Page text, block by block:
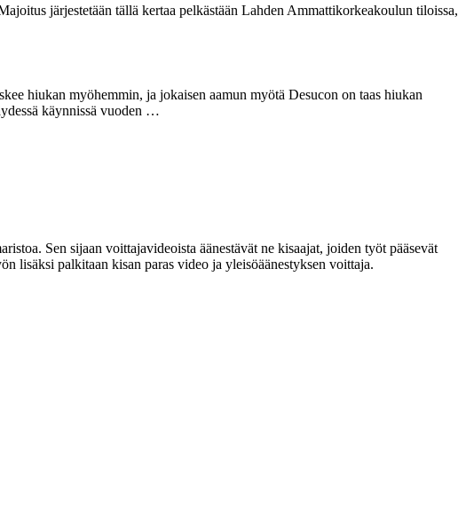
järjestetään tällä kertaa pelkästään Lahden Ammattikorkeakoulun tiloissa,
hiukan myöhemmin, ja jokaisen aamun myötä Desucon on taas hiukan
käynnissä vuoden …
Sen sijaan voittajavideoista äänestävät ne kisaajat, joiden työt pääsevät
lisäksi palkitaan kisan paras video ja yleisöäänestyksen voittaja.